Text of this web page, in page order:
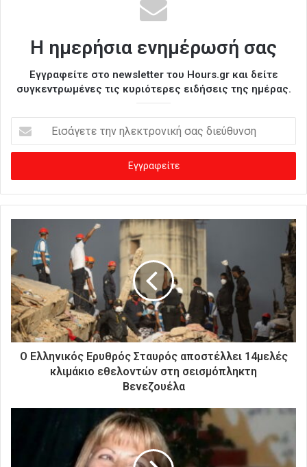
Η ημερήσια ενημέρωσή σας
Εγγραφείτε στο newsletter του Hours.gr και δείτε
συγκεντρωμένες τις κυριότερες ειδήσεις της ημέρας.
σ
γ
ε
η
ν
η
λ
ε
κ
τ
Ο Ελληνικός Ερυθρός Σταυρός αποστέλλει 14μελές
κλιμάκιο εθελοντών στη σεισμόπληκτη
Βενεζουέλα